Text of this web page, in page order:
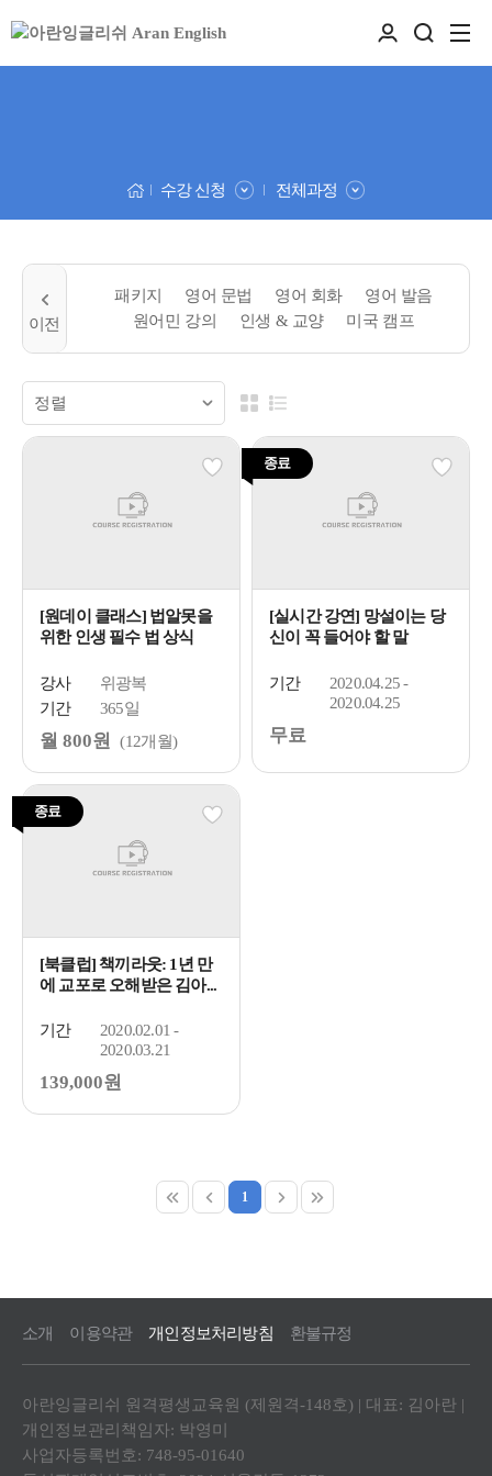
수강 신청 전체과정
패키지 영어 문법 영어 회화
영어 발음
원어민 강의
인생 & 교양 미국 캠프
[원데이 클래스] 법알못을
위한 인생 필수 법 상식
강사
위광복
기간
365일
월 800원 (12개월)
종료
[실시간 강연] 망설이는 당
신이 꼭 들어야 할 말
기간
2020.04.25 -
2020.04.25
무료
종료
[북클럽] 책끼라웃: 1년 만
에 교포로 오해받은 김아...
기간
2020.02.01 -
2020.03.21
139,000원
1
소개 이용약관 개인정보처리방침 환불규정
아란잉글리쉬 원격평생교육원 (제원격-148호) | 대표: 김아란 |
개인정보관리책임자: 박영미
사업자등록번호: 748-95-01640